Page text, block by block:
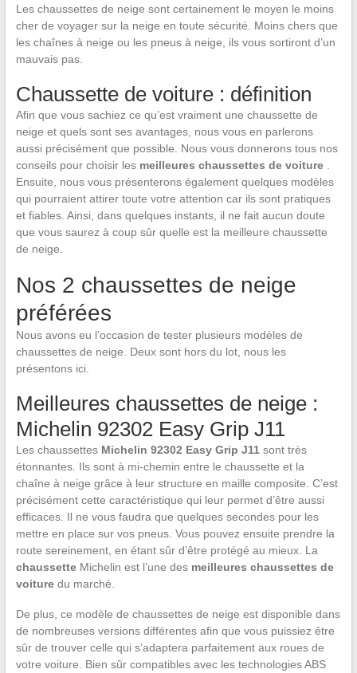
Les chaussettes de neige sont certainement le moyen le moins
cher de voyager sur la neige en toute sécurité. Moins chers que
les chaînes à neige ou les pneus à neige, ils vous sortiront d’un
mauvais pas.
Chaussette de voiture : définition
Afin que vous sachiez ce qu’est vraiment une chaussette de
neige et quels sont ses avantages, nous vous en parlerons
aussi précisément que possible. Nous vous donnerons tous nos
conseils pour choisir les meilleures chaussettes de voiture.
Ensuite, nous vous présenterons également quelques modèles
qui pourraient attirer toute votre attention car ils sont pratiques
et fiables. Ainsi, dans quelques instants, il ne fait aucun doute
que vous saurez à coup sûr quelle est la meilleure chaussette
de neige.
Nos 2 chaussettes de neige
préférées
Nous avons eu l’occasion de tester plusieurs modèles de
chaussettes de neige. Deux sont hors du lot, nous les
présentons ici.
Meilleures chaussettes de neige :
Michelin 92302 Easy Grip J11
Les chaussettes Michelin 92302 Easy Grip J11 sont très
étonnantes. Ils sont à mi-chemin entre le chaussette et la
chaîne à neige grâce à leur structure en maille composite. C’est
précisément cette caractéristique qui leur permet d’être aussi
efficaces. Il ne vous faudra que quelques secondes pour les
mettre en place sur vos pneus. Vous pouvez ensuite prendre la
route sereinement, en étant sûr d’être protégé au mieux. La
chaussetteMichelin est l’une des meilleures chaussettes de
voituredu marché.
De plus, ce modèle de chaussettes de neige est disponible dans
de nombreuses versions différentes afin que vous puissiez être
sûr de trouver celle qui s’adaptera parfaitement aux roues de
votre voiture. Bien sûr compatibles avec les technologies ABS